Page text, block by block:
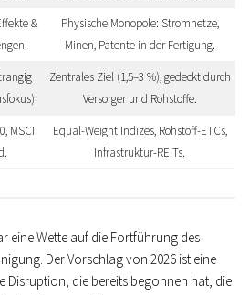
&
Physische Monopole: Stromnetze,
Minen, Patente in der Fertigung.
Zentrales Ziel (1,5–3 %), gedeckt durch
Versorger und Rohstoffe.
MSCI
Equal-Weight Indizes, Rohstoff-ETCs,
Infrastruktur-REITs.
eine Wette auf die Fortführung des
Der Vorschlag von 2026 ist eine
Disruption, die bereits begonnen hat, die